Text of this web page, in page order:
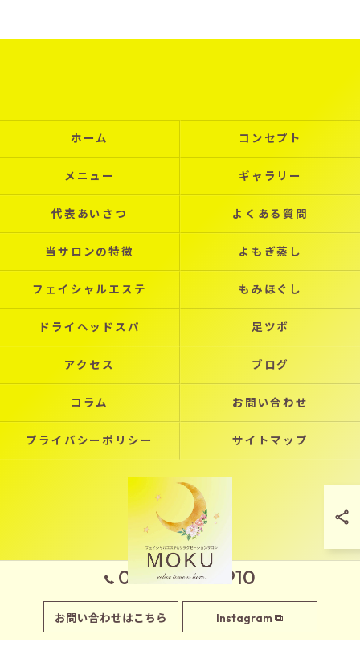
090-7970-2910
お問い合わせはこちら Instagram
ホーム コンセプト
メニュー ギャラリー
代表あいさつ よくある質問
当サロンの特徴 よもぎ蒸し
フェイシャルエステ もみほぐし
ドライヘッドスパ 足ツボ
アクセス ブログ
コラム お問い合わせ
プライバシーポリシー サイトマップ
RESERVED.